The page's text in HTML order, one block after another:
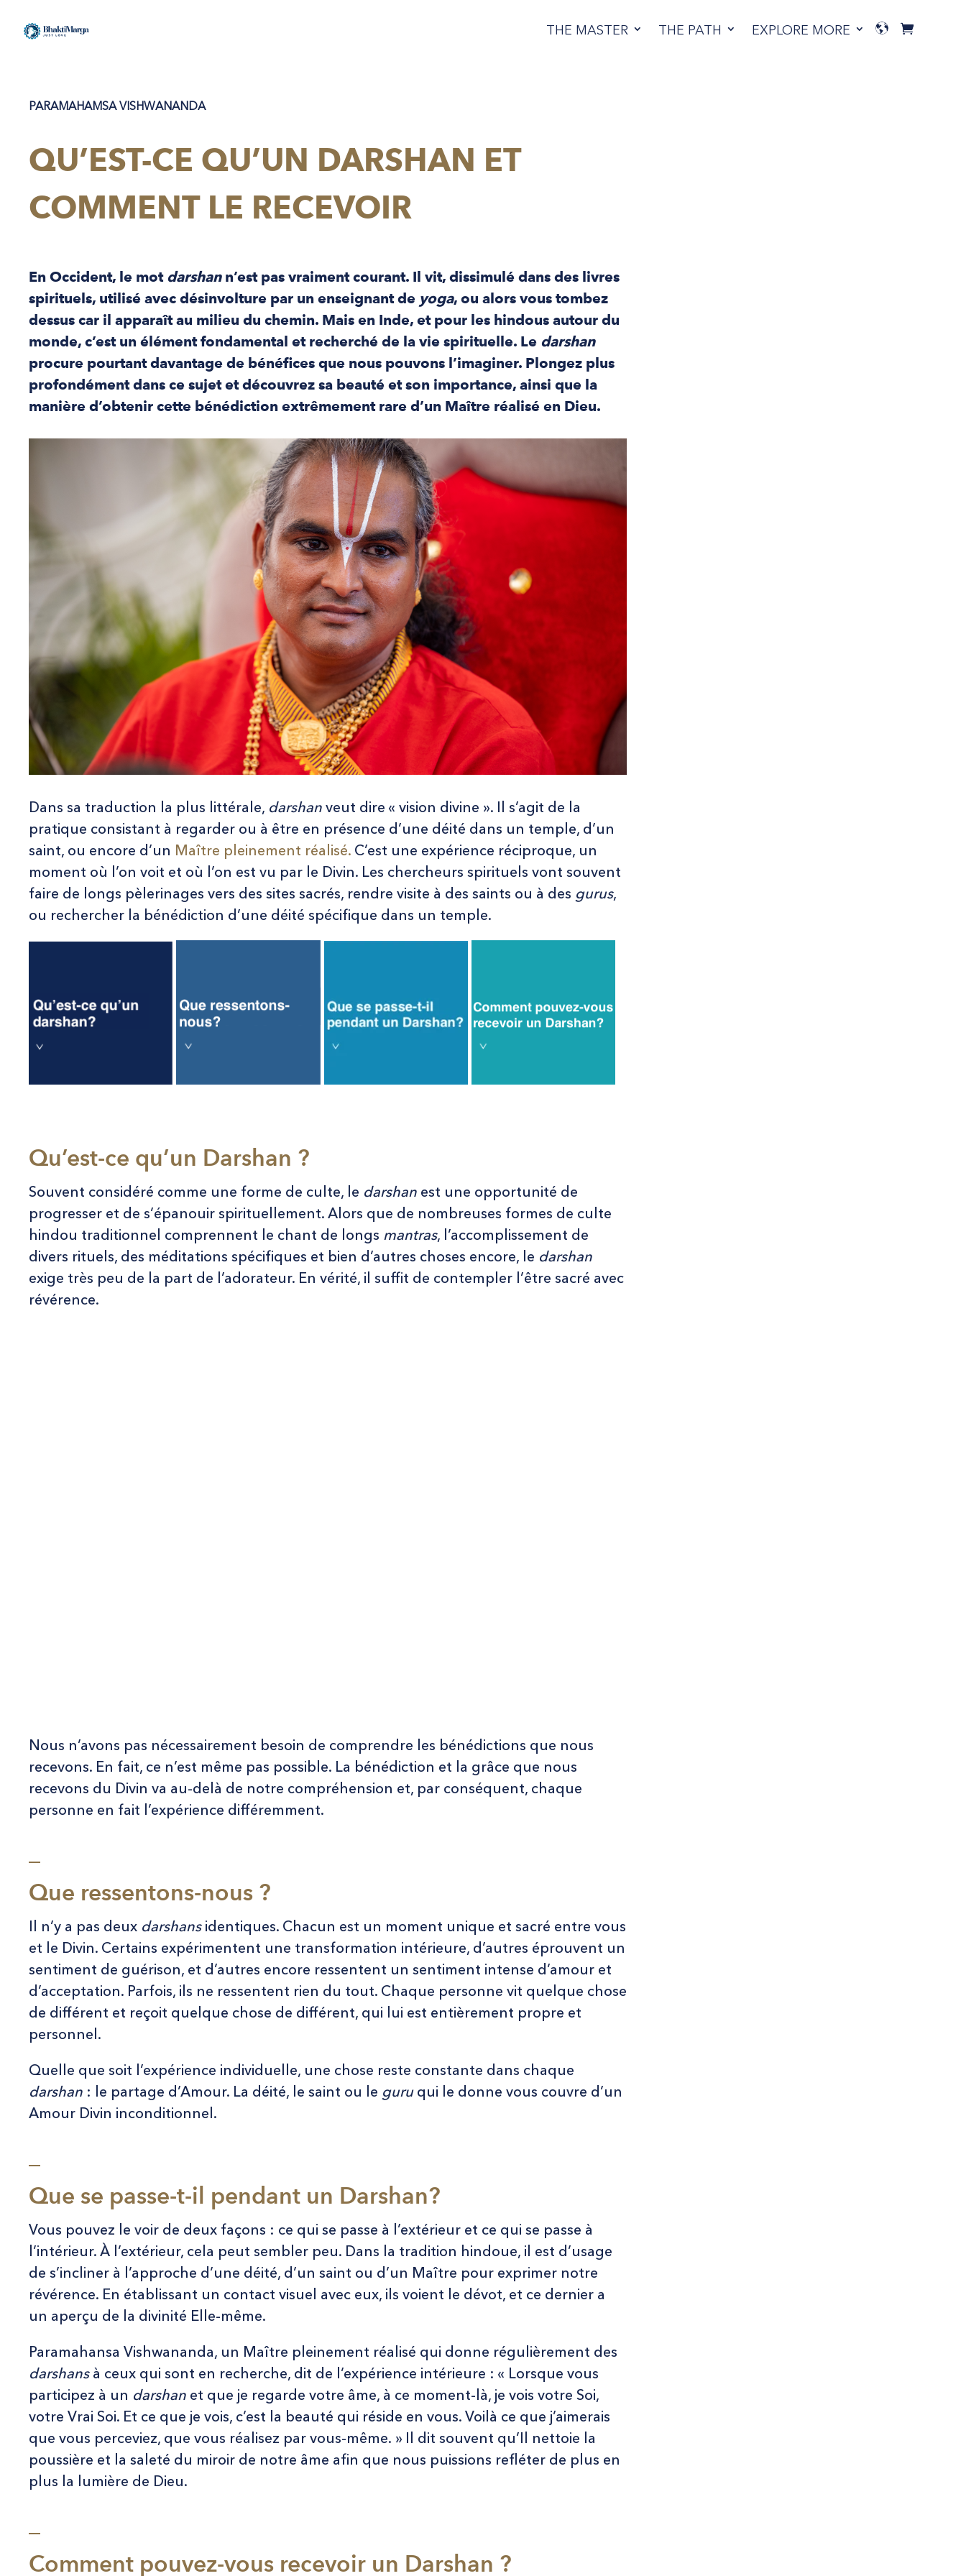
THE MASTER THE PATH EXPLORE MORE
PARAMAHAMSA VISHWANANDA
QU’EST-CE QU’UN DARSHAN ET
COMMENT LE RECEVOIR
En Occident, le mot darshann’est pas vraiment courant. Il vit, dissimulé dans des livres
spirituels, utilisé avec désinvolture par un enseignant de yoga, ou alors vous tombez
dessus car il apparaît au milieu du chemin. Mais en Inde, et pour les hindous autour du
monde, c’est un élément fondamental et recherché de la vie spirituelle. Le darshan
procure pourtant davantage de bénéfices que nous pouvons l’imaginer. Plongez plus
profondément dans ce sujet et découvrez sa beauté et son importance, ainsi que la
manière d’obtenir cette bénédiction extrêmement rare d’un Maître réalisé en Dieu.
Dans sa traduction la plus littérale, darshan veut dire « vision divine ». Il s’agit de la
pratique consistant à regarder ou à être en présence d’une déité dans un temple, d’un
saint, ou encore d’un Maître pleinement réalisé. C’est une expérience réciproque, un
moment où l’on voit et où l’on est vu par le Divin. Les chercheurs spirituels vont souvent
faire de longs pèlerinages vers des sites sacrés, rendre visite à des saints ou à des gurus,
ou rechercher la bénédiction d’une déité spécifique dans un temple.
Qu’est-ce qu’un Darshan ?
Souvent considéré comme une forme de culte, le darshan est une opportunité de
progresser et de s’épanouir spirituellement. Alors que de nombreuses formes de culte
hindou traditionnel comprennent le chant de longs mantras, l’accomplissement de
divers rituels, des méditations spécifiques et bien d’autres choses encore, le darshan
exige très peu de la part de l’adorateur. En vérité, il suffit de contempler l’être sacré avec
révérence.
Nous n’avons pas nécessairement besoin de comprendre les bénédictions que nous
recevons. En fait, ce n’est même pas possible. La bénédiction et la grâce que nous
recevons du Divin va au-delà de notre compréhension et, par conséquent, chaque
personne en fait l’expérience différemment.
Que ressentons-nous ?
Il n’y a pas deux darshansidentiques. Chacun est un moment unique et sacré entre vous
et le Divin. Certains expérimentent une transformation intérieure, d’autres éprouvent un
sentiment de guérison, et d’autres encore ressentent un sentiment intense d’amour et
d’acceptation. Parfois, ils ne ressentent rien du tout. Chaque personne vit quelque chose
de différent et reçoit quelque chose de différent, qui lui est entièrement propre et
personnel.
Quelle que soit l’expérience individuelle, une chose reste constante dans chaque
darshan : le partage d’Amour. La déité, le saint ou le guruqui le donne vous couvre d’un
Amour Divin inconditionnel.
Que se passe-t-il pendant un Darshan?
Vous pouvez le voir de deux façons : ce qui se passe à l’extérieur et ce qui se passe à
l’intérieur. À l’extérieur, cela peut sembler peu. Dans la tradition hindoue, il est d’usage
de s’incliner à l’approche d’une déité, d’un saint ou d’un Maître pour exprimer notre
révérence. En établissant un contact visuel avec eux, ils voient le dévot, et ce dernier a
un aperçu de la divinité Elle-même.
Paramahansa Vishwananda, un Maître pleinement réalisé qui donne régulièrement des
darshansà ceux qui sont en recherche, dit de l’expérience intérieure : « Lorsque vous
participez à un darshan et que je regarde votre âme, à ce moment-là, je vois votre Soi,
votre Vrai Soi. Et ce que je vois, c’est la beauté qui réside en vous. Voilà ce que j’aimerais
que vous perceviez, que vous réalisez par vous-même. » Il dit souvent qu’Il nettoie la
poussière et la saleté du miroir de notre âme afin que nous puissions refléter de plus en
plus la lumière de Dieu.
Comment pouvez-vous recevoir un Darshan ?